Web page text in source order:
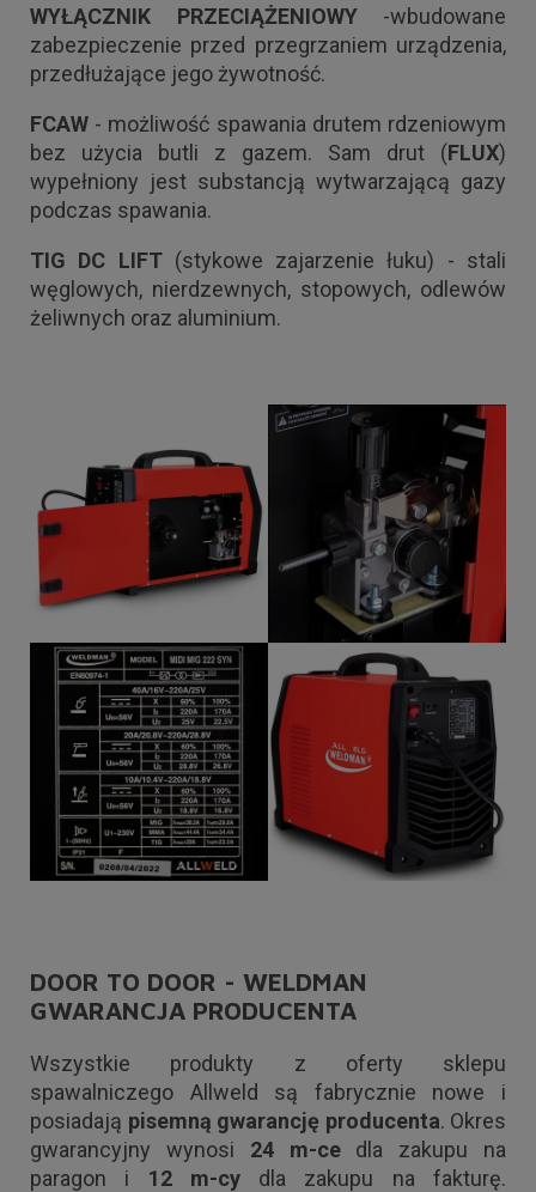
WYŁĄCZNIK PRZECIĄŻENIOWY-wbudowane
zabezpieczenie przed przegrzaniem urządzenia,
przedłużające jego żywotność.
FCAW - możliwość spawania drutem rdzeniowym
bez użycia butli z gazem. Sam drut (FLUX)
wypełniony jest substancją wytwarzającą gazy
podczas spawania.
TIG DC LIFT(stykowe zajarzenie łuku) - stali
węglowych, nierdzewnych, stopowych, odlewów
żeliwnych oraz aluminium.
DOOR TO DOOR - WELDMAN
GWARANCJA PRODUCENTA
Wszystkie produkty z oferty sklepu
spawalniczego Allweld są fabrycznie nowe i
posiadają pisemną gwarancję producenta. Okres
gwarancyjny wynosi 24 m-cedla zakupu na
paragon i 12 m-cydla zakupu na fakturę.